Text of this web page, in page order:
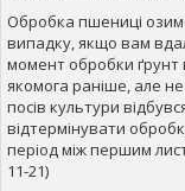
Обробка пшениці
випадку, якщо вам
момент обробки ґрунт
якомога раніше, але
посів культури
відтермінувати
період між першим
11-21)